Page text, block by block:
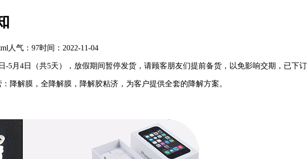
人气：97时间：2022-11-04
-5月4日（共5天），放假期间暂停发货，请顾客朋友们提前备货，以免影响交期，已下
降解膜，全降解膜，降解胶粘济，为客户提供全套的降解方案。